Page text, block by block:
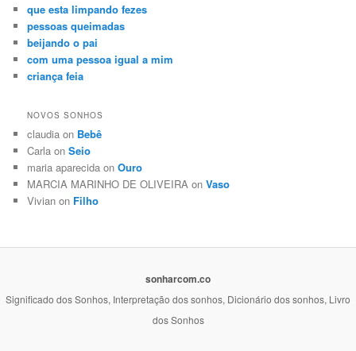
que esta limpando fezes
pessoas queimadas
beijando o pai
com uma pessoa igual a mim
criança feia
NOVOS SONHOS
claudia on Bebê
Carla onSeio
maria aparecida onOuro
MARCIA MARINHO DE OLIVEIRA onVaso
Vivian on Filho
sonharcom.co
Significado dos Sonhos, Interpretação dos sonhos, Dicionário dos sonhos, Livro
dos Sonhos